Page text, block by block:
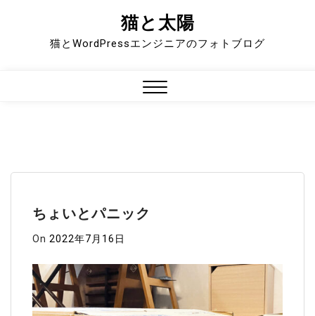
猫と太陽
猫とWordPressエンジニアのフォトブログ
ちょいとパニック
On 2022年7月16日